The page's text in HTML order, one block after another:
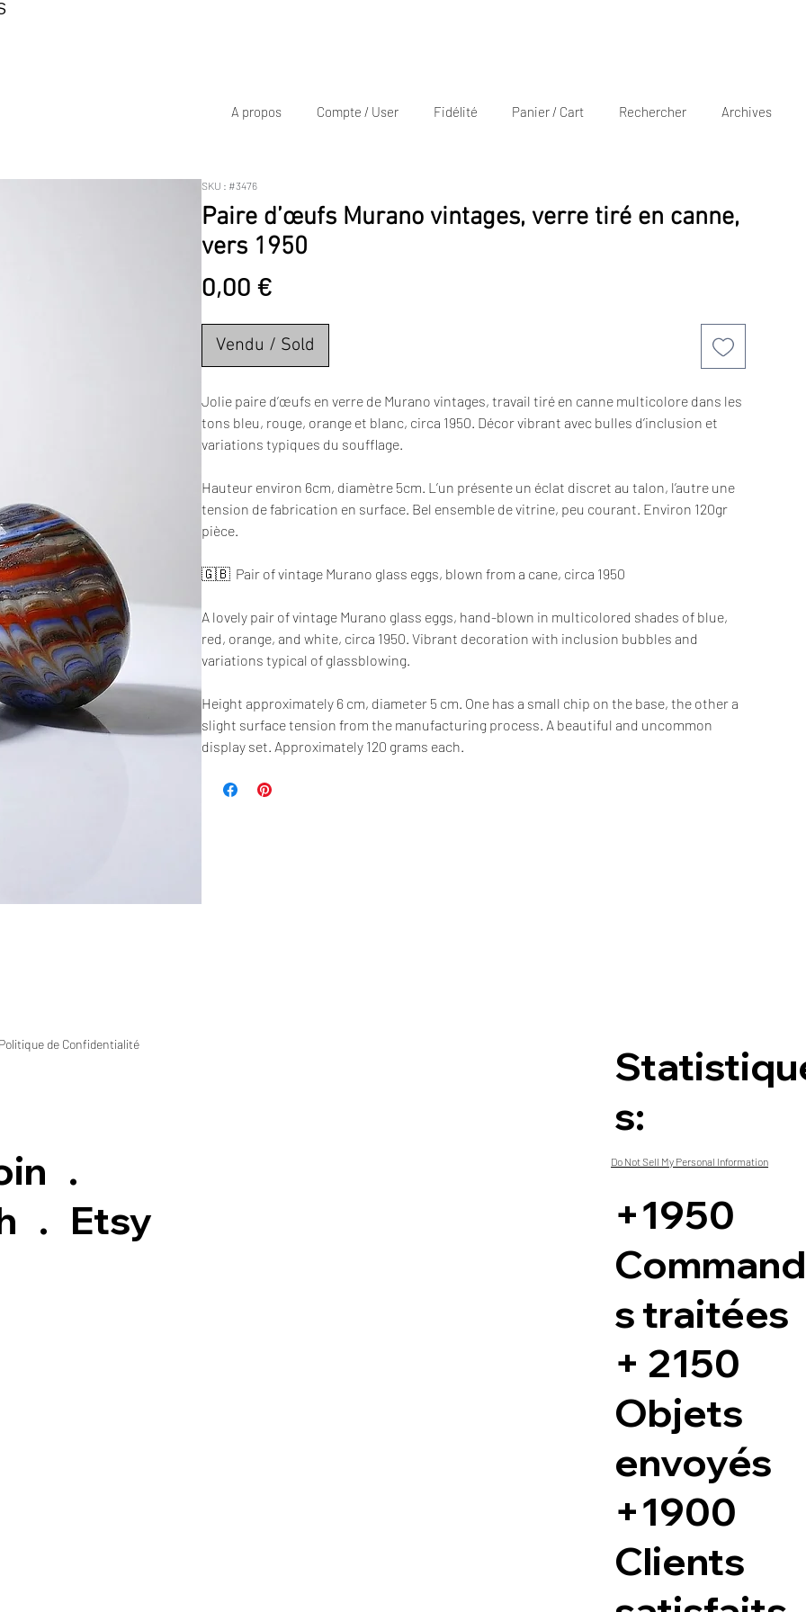
A propos Compte / User Fidélité Panier / Cart Rechercher Archives
SKU : #3476
Paire d’œufs Murano vintages, verre tiré en canne,
vers 1950
0,00 €
Vendu / Sold
Jolie paire d’œufs en verre de Murano vintages, travail tiré en canne multicolore dans les
tons bleu, rouge, orange et blanc, circa 1950. Décor vibrant avec bulles d’inclusion et
variations typiques du soufflage.
Hauteur environ 6cm, diamètre 5cm. L’un présente un éclat discret au talon, l’autre une
tension de fabrication en surface. Bel ensemble de vitrine, peu courant. Environ 120gr
pièce.
🇬🇧 Pair of vintage Murano glass eggs, blown from a cane, circa 1950
A lovely pair of vintage Murano glass eggs, hand-blown in multicolored shades of blue,
red, orange, and white, circa 1950. Vibrant decoration with inclusion bubbles and
variations typical of glassblowing.
Height approximately 6 cm, diameter 5 cm. One has a small chip on the base, the other a
slight surface tension from the manufacturing process. A beautiful and uncommon
display set. Approximately 120 grams each.
Politique de Confidentialité
.
. Etsy
s:
+1950
s traitées
+ 2150
Objets
envoyés
+1900
Clients
Do Not Sell My Personal Information